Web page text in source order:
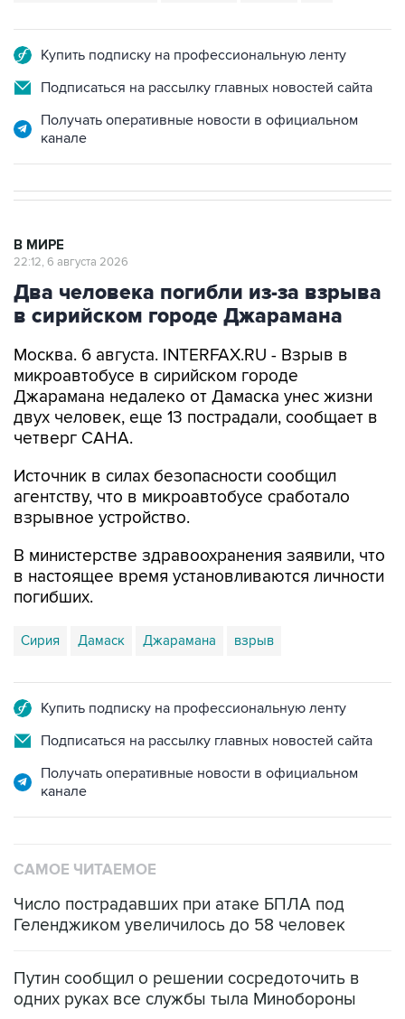
Купить подписку на профессиональную ленту
Подписаться на рассылку главных новостей сайта
Получать оперативные новости в официальном
канале
В МИРЕ
22:12, 6 августа 2026
Два человека погибли из-за взрыва
в сирийском городе Джарамана
Москва. 6 августа. INTERFAX.RU - Взрыв в
микроавтобусе в сирийском городе
Джарамана недалеко от Дамаска унес жизни
двух человек, еще 13 пострадали, сообщает в
четверг САНА.
Источник в силах безопасности сообщил
агентству, что в микроавтобусе сработало
взрывное устройство.
В министерстве здравоохранения заявили, что
в настоящее время установливаются личности
погибших.
Сирия Дамаск Джарамана взрыв
Купить подписку на профессиональную ленту
Подписаться на рассылку главных новостей сайта
Получать оперативные новости в официальном
канале
САМОЕ ЧИТАЕМОЕ
Число пострадавших при атаке БПЛА под
Геленджиком увеличилось до 58 человек
Путин сообщил о решении сосредоточить в
одних руках все службы тыла Минобороны